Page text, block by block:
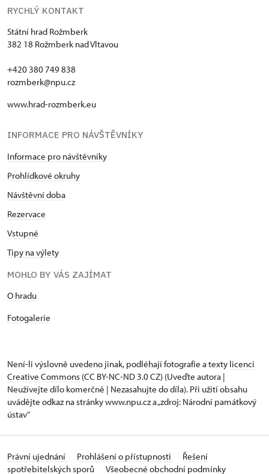
RYCHLÝ KONTAKT
Státní hrad Rožmberk
382 18 Rožmberk nad Vltavou
+420 380 749 838
rozmberk@npu.cz
www.hrad-rozmberk.eu
INFORMACE PRO NÁVŠTĚVNÍKY
Informace pro návštěvníky
Prohlídkové okruhy
Návštěvní doba
Rezervace
Vstupné
Tipy na výlety
MOHLO BY VÁS ZAJÍMAT
O hradu
Fotogalerie
Není-li výslovně uvedeno jinak, podléhají fotografie a texty licenci
Creative Commons (CC BY-NC-ND 3.0 CZ) (Uveďte autora |
Neužívejte dílo komerčně | Nezasahujte do díla). Při užití obsahu
uvádějte odkaz na stránky www.npu.cz a „zdroj: Národní památkový
ústav“
Právní ujednání Prohlášení o přístupnosti
Řešení
spotřebitelských sporů
Všeobecné obchodní podmínky